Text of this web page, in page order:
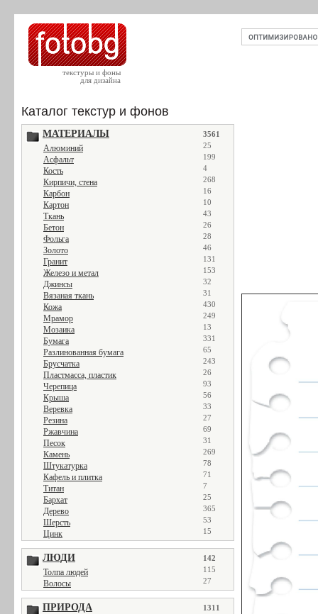
текстуры и фоны
для дизайна
Каталог текстур и фонов
МАТЕРИАЛЫ 3561
Алюминий 25
Асфальт 199
Кость 4
Кирпичи, стена 268
Карбон 16
Картон 10
Ткань 43
Бетон 26
Фольга 28
Золото 46
Гранит 131
Железо и метал 153
Джинсы 32
Вязаная ткань 31
Кожа 430
Мрамор 249
Мозаика 13
Бумага 331
Разлинованная бумага 65
Брусчатка 243
Пластмасса, пластик 26
Черепица 93
Крыша 56
Веревка 33
Резина 27
Ржавчина 69
Песок 31
Камень 269
Штукатурка 78
Кафель и плитка 71
Титан 7
Бархат 25
Дерево 365
Шерсть 53
Цинк 15
ЛЮДИ 142
Толпа людей 115
Волосы 27
ПРИРОДА 1311